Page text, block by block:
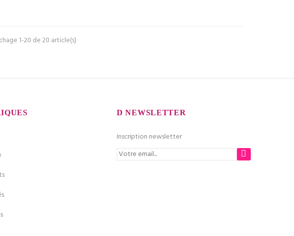
1-20 de 20 article(s)
NEWSLETTER
Inscription newsletter